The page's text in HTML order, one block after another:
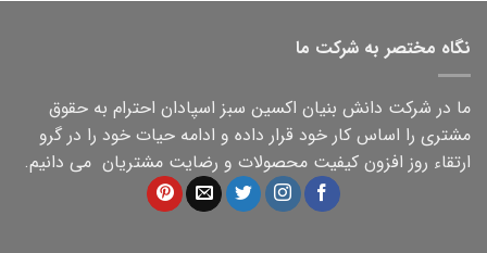
نگاه مختصر به شرکت ما
ما در شرکت دانش بنیان اکسین سبز اسپادان احترام به حقوق
مشتری را اساس کار خود قرار داده و ادامه حیات خود را در گرو
ارتقاء روز افزون کیفیت محصولات و رضایت مشتریان می دانیم.